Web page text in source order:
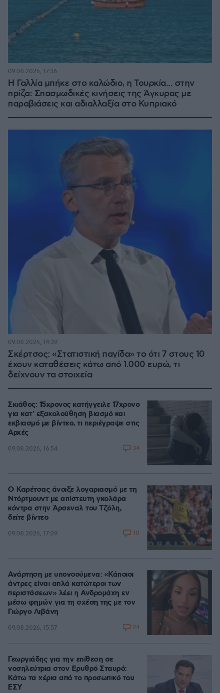
Η Γαλλία μπήκε στο καλώδιο, η Τουρκία... στην
πρίζα: Σπασμωδικές κινήσεις της Άγκυρας με
παραβιάσεις και αδιαλλαξία στο Κυπριακό
09.08.2026, 17:36
Σκέρτσος: «Στατιστική παγίδα» το ότι 7 στους 10
έχουν καταθέσεις κάτω από 1.000 ευρώ, τι
δείχνουν τα στοιχεία
09.08.2026, 14:39
Σκιάθος: 15χρονος κατήγγειλε 17χρονο
για κατ' εξακολούθηση βιασμό και
εκβιασμό με βίντεο, τι περιέγραψε στις
Αρχές
09.08.2026, 16:54 34
Ο Καρέτσας άνοιξε λογαριασμό με τη
Ντόρτμουντ με απίστευτη γκολάρα
κόντρα στην Άρσεναλ του Τζόλη,
δείτε βίντεο
09.08.2026, 17:09 10
Ανάρτηση με υπονοούμενα: «Κάποιοι
άντρες είναι απλά κατώτεροι των
περιστάσεων» λέει η Ανδρομάχη εν
μέσω φημών για τη σχέση της με τον
Γιώργο Λιβάνη
09.08.2026, 15:57 24
Γεωργιάδης για την επίθεση σε
νοσηλεύτρια στον Ερυθρό Σταυρό:
Κάτω τα χέρια από το προσωπικό του
ΕΣΥ